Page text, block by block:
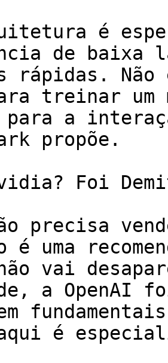
é
de baixa
rápidas.
treinar um
a
propõe.
Foi
precisa
é uma
não vai
a OpenAI
é